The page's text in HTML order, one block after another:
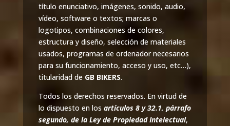
título enunciativo, imágenes, sonido, audio,
vídeo, software o textos; marcas o
logotipos, combinaciones de colores,
estructura y diseño, selección de materiales
usados, programas de ordenador necesarios
para su funcionamiento, acceso y uso, etc…),
titularidad de GB BIKERS.
Todos los derechos reservados. En virtud de
lo dispuesto en los artículos 8 y 32.1, párrafo
segundo, de la Ley de Propiedad Intelectual,